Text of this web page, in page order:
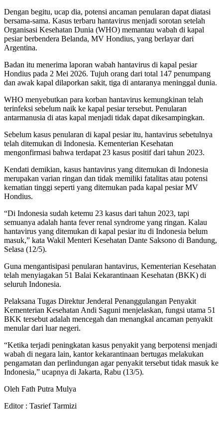
Dengan begitu, ucap dia, potensi ancaman penularan dapat diatasi
bersama-sama. Kasus terbaru hantavirus menjadi sorotan setelah
Organisasi Kesehatan Dunia (WHO) memantau wabah di kapal
pesiar berbendera Belanda, MV Hondius, yang berlayar dari
Argentina.
Badan itu menerima laporan wabah hantavirus di kapal pesiar
Hondius pada 2 Mei 2026. Tujuh orang dari total 147 penumpang
dan awak kapal dilaporkan sakit, tiga di antaranya meninggal dunia.
WHO menyebutkan para korban hantavirus kemungkinan telah
terinfeksi sebelum naik ke kapal pesiar tersebut. Penularan
antarmanusia di atas kapal menjadi tidak dapat dikesampingkan.
Sebelum kasus penularan di kapal pesiar itu, hantavirus sebetulnya
telah ditemukan di Indonesia. Kementerian Kesehatan
mengonfirmasi bahwa terdapat 23 kasus positif dari tahun 2023.
Kendati demikian, kasus hantavirus yang ditemukan di Indonesia
merupakan varian ringan dan tidak memiliki fatalitas atau potensi
kematian tinggi seperti yang ditemukan pada kapal pesiar MV
Hondius.
“Di Indonesia sudah ketemu 23 kasus dari tahun 2023, tapi
semuanya adalah hanta fever renal syndrome yang ringan. Kalau
hantavirus yang ditemukan di kapal pesiar itu di Indonesia belum
masuk,” kata Wakil Menteri Kesehatan Dante Saksono di Bandung,
Selasa (12/5).
Guna mengantisipasi penularan hantavirus, Kementerian Kesehatan
telah menyiagakan 51 Balai Kekarantinaan Kesehatan (BKK) di
seluruh Indonesia.
Pelaksana Tugas Direktur Jenderal Penanggulangan Penyakit
Kementerian Kesehatan Andi Saguni menjelaskan, fungsi utama 51
BKK tersebut adalah mencegah dan menangkal ancaman penyakit
menular dari luar negeri.
“Ketika terjadi peningkatan kasus penyakit yang berpotensi menjadi
wabah di negara lain, kantor kekarantinaan bertugas melakukan
pengamatan dan perlindungan agar penyakit tersebut tidak masuk ke
Indonesia,” ucapnya di Jakarta, Rabu (13/5).
Oleh Fath Putra Mulya
Editor : Tasrief Tarmizi